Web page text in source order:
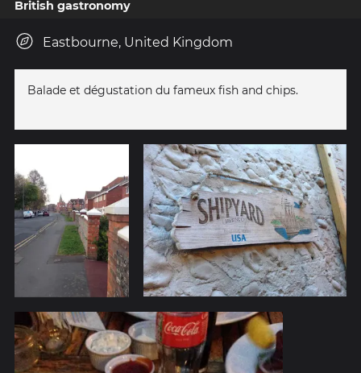
British gastronomy
Eastbourne, United Kingdom
Balade et dégustation du fameux fish and chips.